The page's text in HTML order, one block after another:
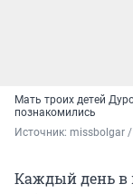
Мать троих детей
познакомились
Источник: missbolgar
Каждый день в